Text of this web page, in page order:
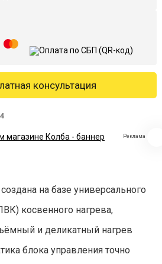
консультация
4
Реклама
на базе универсального
косвенного нагрева,
и деликатный нагрев
блока управления точно